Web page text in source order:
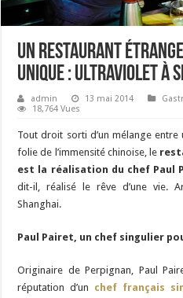
Un restaurant
unique : Ultraviolet à
admin 13 mai 2014
18,764 Vues
Tout droit sorti d’un mélange
folie de l’immensité chinoise, le
est la réalisation du chef Paul
dit-il, réalisé le rêve d’une vie.
Shanghai.
Paul Pairet, un chef singulier
Originaire de Perpignan, Paul
réputation d’un chef français